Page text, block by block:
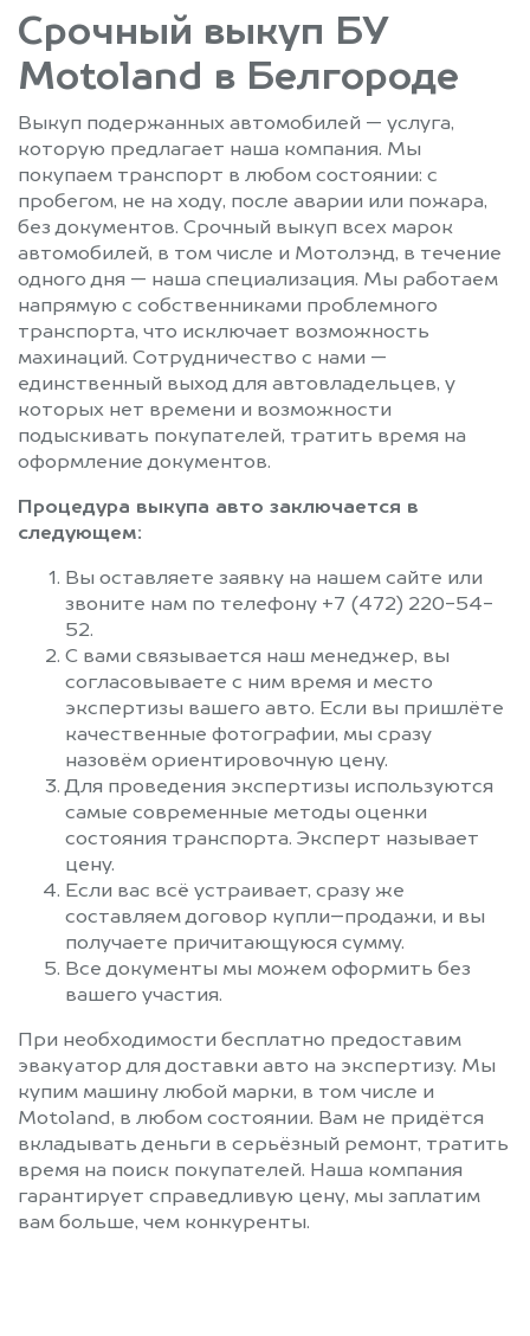
Срочный выкуп БУ
Motoland в Белгороде
Выкуп подержанных автомобилей — услуга,
которую предлагает наша компания. Мы
покупаем транспорт в любом состоянии: с
пробегом, не на ходу, после аварии или пожара,
без документов. Срочный выкуп всех марок
автомобилей, в том числе и Мотолэнд, в течение
одного дня — наша специализация. Мы работаем
напрямую с собственниками проблемного
транспорта, что исключает возможность
махинаций. Сотрудничество с нами —
единственный выход для автовладельцев, у
которых нет времени и возможности
подыскивать покупателей, тратить время на
оформление документов.
Процедура выкупа авто заключается в
следующем:
Вы оставляете заявку на нашем сайте или
звоните нам по телефону +7 (472) 220-54-
52.
С вами связывается наш менеджер, вы
согласовываете с ним время и место
экспертизы вашего авто. Если вы пришлёте
качественные фотографии, мы сразу
назовём ориентировочную цену.
Для проведения экспертизы используются
самые современные методы оценки
состояния транспорта. Эксперт называет
цену.
Если вас всё устраивает, сразу же
составляем договор купли–продажи, и вы
получаете причитающуюся сумму.
Все документы мы можем оформить без
вашего участия.
При необходимости бесплатно предоставим
эвакуатор для доставки авто на экспертизу. Мы
купим машину любой марки, в том числе и
Motoland, в любом состоянии. Вам не придётся
вкладывать деньги в серьёзный ремонт, тратить
время на поиск покупателей. Наша компания
гарантирует справедливую цену, мы заплатим
вам больше, чем конкуренты.